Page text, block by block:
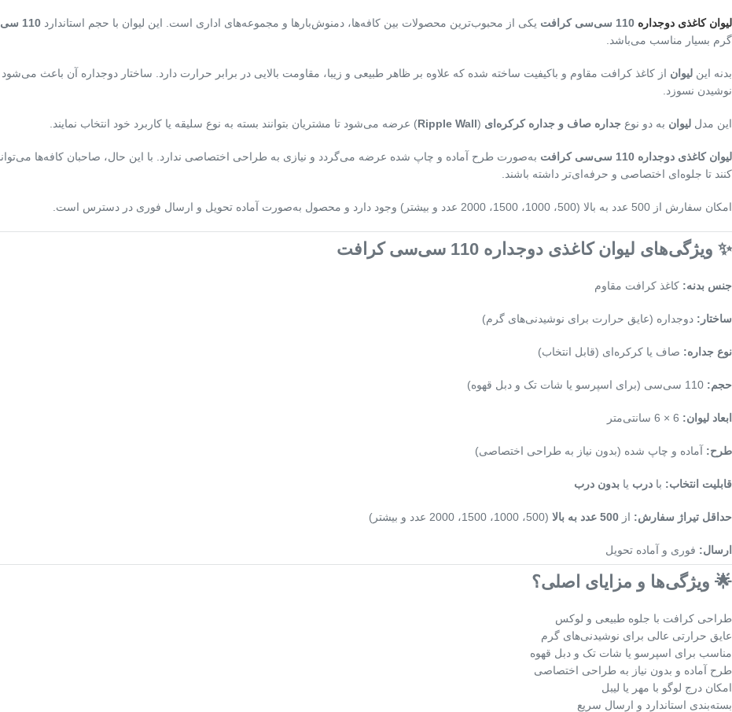
لیوان کاغذی دوجداره یکی از محبوب‌ترین محصولات بین کافه‌ها، دمنوش‌بارها و مجموعه‌های اداری است. این لیوان با حجم استاندارد 110 سی‌سی
گرم بسیار مناسب می‌باشد.
بدنه این لیوان از کاغذ کرافت مقاوم و باکیفیت ساخته شده که علاوه بر ظاهر طبیعی و زیبا، مقاومت بالایی در برابر حرارت دارد. ساختار دوجداره آن باعث
نوشیدن نسوزد.
این مدل لیوان به دو نوع جداره صاف و جداره کرکره‌ای (
Ripple Wall) عرضه می‌شود تا مشتریان بتوانند بسته به نوع سلیقه یا کاربرد خود انتخاب نمایند.
لیوان کاغذی دوجداره 110 سی‌سی کرافت
به‌صورت طرح آماده و چاپ شده عرضه می‌گردد و نیازی به طراحی اختصاصی ندارد. با این حال، صاحبان کافه‌ها
کنند تا جلوه‌ای اختصاصی و حرفه‌ای‌تر داشته باشند.
امکان سفارش از 500 عدد به بالا (500، 1000، 1500، 2000 عدد و بیشتر) وجود دارد و محصول به‌صورت آماده تحویل و ارسال فوری در دسترس است.
✨ ویژگی‌های لیوان کاغذی دوجداره 110 سی‌سی کرافت
جنس بدنه: کاغذ کرافت مقاوم
ساختار: دوجداره (عایق حرارت برای نوشیدنی‌های گرم)
نوع جداره: صاف یا کرکره‌ای (قابل انتخاب)
حجم:
ابعاد لیوان:
طرح: آماده و چاپ شده (بدون نیاز به طراحی اختصاصی)
قابلیت انتخاب: با درب یا بدون درب
حداقل تیراژ سفارش: از 500 عدد به بالا (500، 1000، 1500، 2000 عدد و بیشتر)
ارسال: فوری و آماده تحویل
🌟 ویژگی‌ها و مزایای اصلی؟
طراحی کرافت با جلوه طبیعی و لوکس
عایق حرارتی عالی برای نوشیدنی‌های گرم
مناسب برای اسپرسو یا شات تک و دبل قهوه
طرح آماده و بدون نیاز به طراحی اختصاصی
امکان درج لوگو با مهر یا لیبل
بسته‌بندی استاندارد و ارسال سریع